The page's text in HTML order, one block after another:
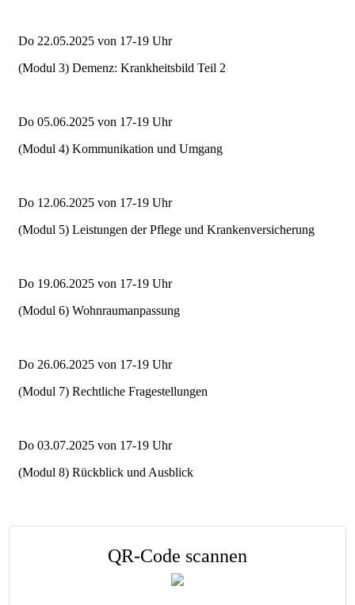
Do 22.05.2025 von 17-19 Uhr
(Modul 3) Demenz: Krankheitsbild Teil 2
Do 05.06.2025 von 17-19 Uhr
(Modul 4) Kommunikation und Umgang
Do 12.06.2025 von 17-19 Uhr
(Modul 5) Leistungen der Pflege und Krankenversicherung
Do 19.06.2025 von 17-19 Uhr
(Modul 6) Wohnraumanpassung
Do 26.06.2025 von 17-19 Uhr
(Modul 7) Rechtliche Fragestellungen
Do 03.07.2025 von 17-19 Uhr
(Modul 8) Rückblick und Ausblick
QR-Code scannen